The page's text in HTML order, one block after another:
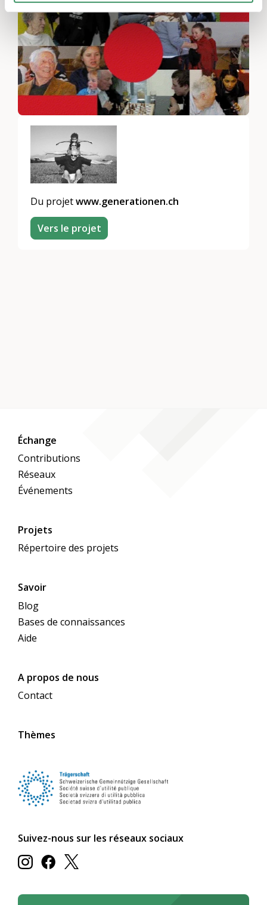
Du projetwww.generationen.ch
Vers le projet
Échange
Contributions
Réseaux
Événements
Projets
Répertoire des projets
Savoir
Blog
Bases de connaissances
Aide
A propos de nous
Contact
Thèmes
Suivez-nous sur les réseaux sociaux